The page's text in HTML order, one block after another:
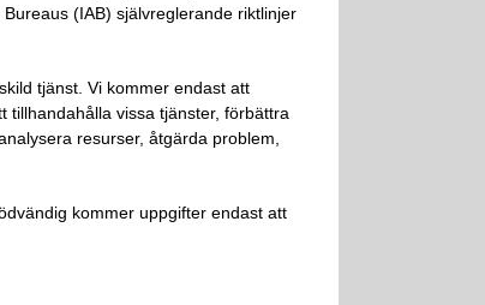
(IAB) självreglerande riktlinjer
tjänst. Vi kommer endast att
tillhandahålla vissa tjänster, förbättra
resurser, åtgärda problem,
kommer uppgifter endast att